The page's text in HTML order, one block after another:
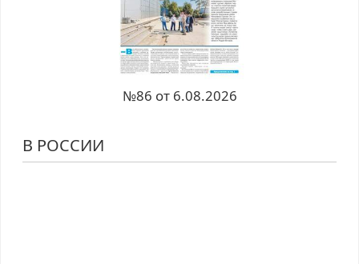
№86 от 6.08.2026
В РОССИИ